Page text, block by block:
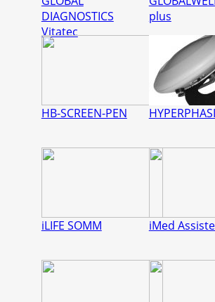
DIAGNOSTICS
Vitatec
plus
HB-SCREEN-PEN
iLIFE SOMM iMed